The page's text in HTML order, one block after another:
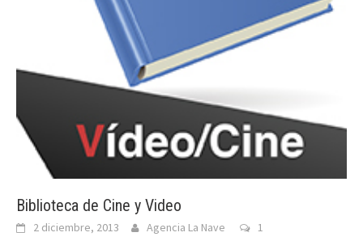
Biblioteca de Cine y Video
2 diciembre, 2013 Agencia La Nave 1